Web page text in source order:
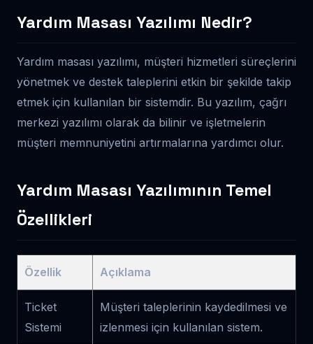
Yardım Masası Yazılımı Nedir?
Yardım masası yazılımı, müşteri hizmetleri süreçlerini
yönetmek ve destek taleplerini etkin bir şekilde takip
etmek için kullanılan bir sistemdir. Bu yazılım, çağrı
merkezi yazılımı olarak da bilinir ve işletmelerin
müşteri memnuniyetini artırmalarına yardımcı olur.
Yardım Masası Yazılımının Temel
Özellikleri
Özellik Açıklama
Ticket
Sistemi
Müşteri taleplerinin kaydedilmesi ve
izlenmesi için kullanılan sistem.